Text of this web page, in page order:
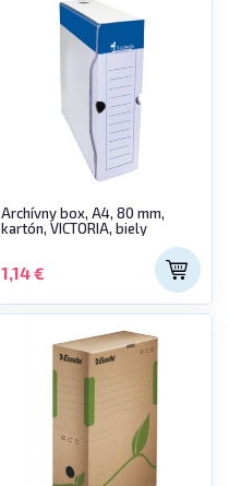
Archívny box, A4, 80 mm,
kartón, VICTORIA, biely
1,14 €